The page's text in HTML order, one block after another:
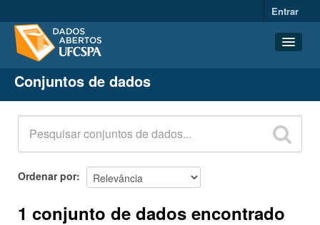
Entrar
Conjuntos de dados
Organizações
Grupos
Sobre
Conjuntos de dados
Ordenar por
1 conjunto de dados encontrado